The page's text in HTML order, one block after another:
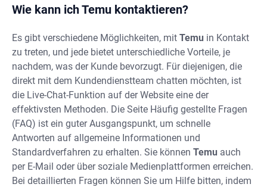
Wie kann ich Temu kontaktieren?
Es gibt verschiedene Möglichkeiten, mit Temu in Kontakt
zu treten, und jede bietet unterschiedliche Vorteile, je
nachdem, was der Kunde bevorzugt. Für diejenigen, die
direkt mit dem Kundendienstteam chatten möchten, ist
die Live-Chat-Funktion auf der Website eine der
effektivsten Methoden. Die Seite Häufig gestellte Fragen
(FAQ) ist ein guter Ausgangspunkt, um schnelle
Antworten auf allgemeine Informationen und
Standardverfahren zu erhalten. Sie können Temu auch
per E-Mail oder über soziale Medienplattformen erreichen.
Bei detaillierten Fragen können Sie um Hilfe bitten, indem